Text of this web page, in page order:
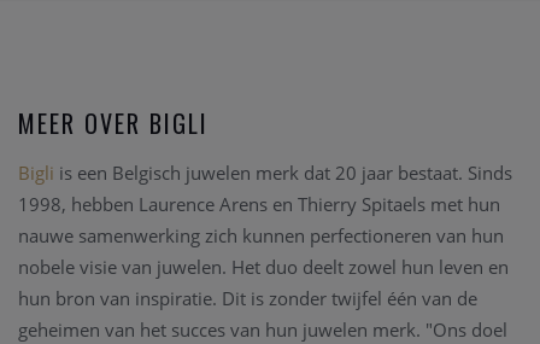
MEER OVER BIGLI
Bigli is een Belgisch juwelen merk dat 20 jaar bestaat. Sinds
1998, hebben Laurence Arens en Thierry Spitaels met hun
nauwe samenwerking zich kunnen perfectioneren van hun
nobele visie van juwelen. Het duo deelt zowel hun leven en
hun bron van inspiratie. Dit is zonder twijfel één van de
geheimen van het succes van hun juwelen merk. "Ons doel